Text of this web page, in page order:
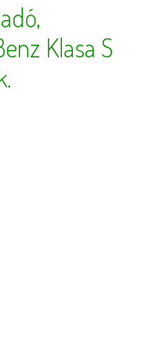
Klasa S
.